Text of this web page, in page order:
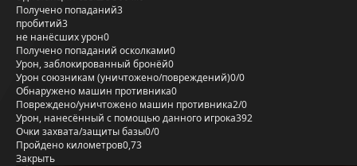
Получено попаданий3
пробитий3
не нанёсших урон0
Получено попаданий осколками0
Урон, заблокированный бронёй0
Урон союзникам (уничтожено/повреждений)0/0
Обнаружено машин противника0
Повреждено/уничтожено машин противника2/0
Урон, нанесённый с помощью данного игрока392
Очки захвата/защиты базы0/0
Пройдено километров0,73
Закрыть